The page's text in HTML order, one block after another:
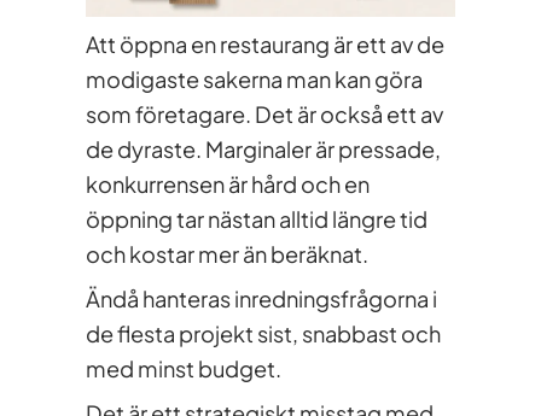
Att öppna en restaurang är ett av de
modigaste sakerna man kan göra
som företagare. Det är också ett av
de dyraste. Marginaler är pressade,
konkurrensen är hård och en
öppning tar nästan alltid längre tid
och kostar mer än beräknat.
Ändå hanteras inredningsfrågorna i
de flesta projekt sist, snabbast och
med minst budget.